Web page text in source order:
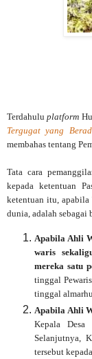
Terdahuluplatform
Tergugat yang
membahas tentang
Tata cara
kepada ketentuan
ketentuan itu,
dunia, adalah sebagai
Apabila Ahli
waris
mereka satu
tinggal
tinggal
Apabila Ahli
Kepala
Selanjutnya,
tersebut